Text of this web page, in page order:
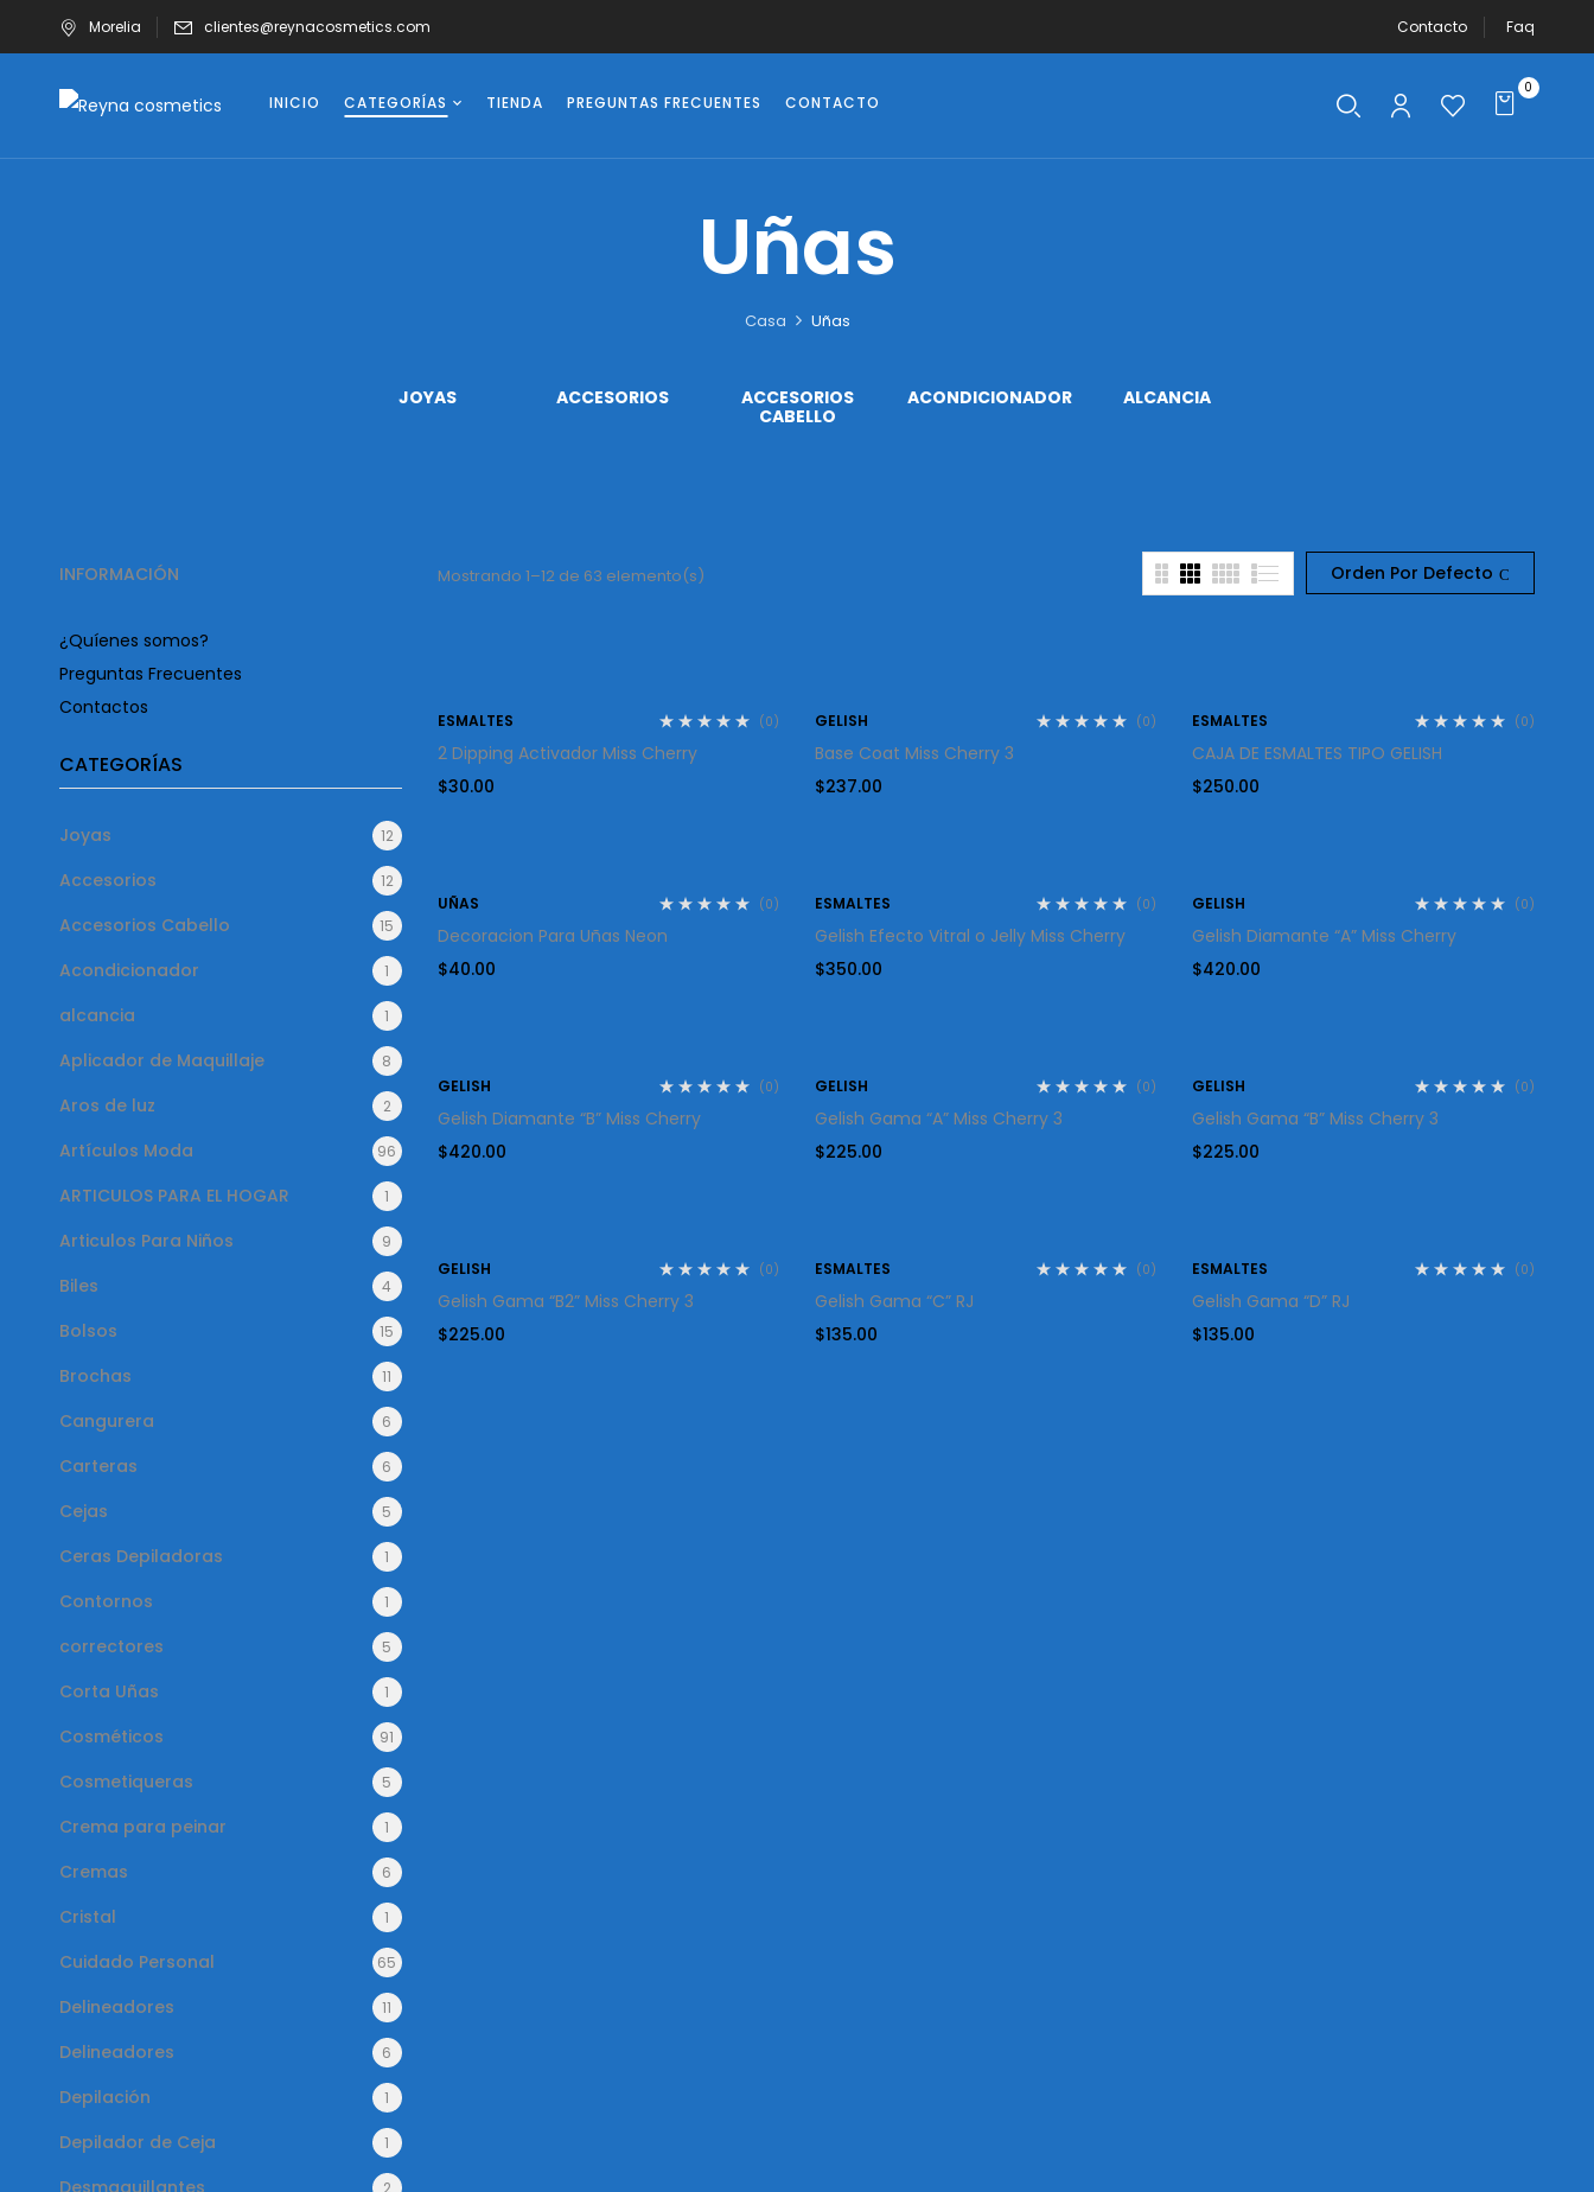
Morelia clientes@reynacosmetics.com Contacto Faq
INICIO CATEGORÍAS TIENDA PREGUNTAS FRECUENTES CONTACTO
0
Uñas
Casa Uñas
JOYAS ACCESORIOS
ACCESORIOS
CABELLO
ACONDICIONADOR ALCANCIA
INFORMACIÓN
¿Quíenes somos?
Preguntas Frecuentes
Contactos
CATEGORÍAS
Joyas 12
Accesorios 12
Accesorios Cabello 15
Acondicionador 1
alcancia 1
Aplicador de Maquillaje 8
Aros de luz 2
Artículos Moda 96
ARTICULOS PARA EL HOGAR 1
Articulos Para Niños 9
Biles 4
Bolsos 15
Brochas 11
Cangurera 6
Carteras 6
Cejas 5
Ceras Depiladoras 1
Contornos 1
correctores 5
Corta Uñas 1
Cosméticos 91
Cosmetiqueras 5
Crema para peinar 1
Cremas 6
Cristal 1
Cuidado Personal 65
Delineadores 11
Delineadores 6
Depilación 1
Depilador de Ceja 1
Desmaquillantes 2
Orden Por Defecto
Mostrando 1–12 de 63 elemento(s)
ESMALTES (0)
2 Dipping Activador Miss Cherry
$30.00
GELISH (0)
Base Coat Miss Cherry 3
$237.00
ESMALTES (0)
CAJA DE ESMALTES TIPO GELISH
$250.00
UÑAS (0)
Decoracion Para Uñas Neon
$40.00
ESMALTES (0)
Gelish Efecto Vitral o Jelly Miss Cherry
$350.00
GELISH (0)
Gelish Diamante “A” Miss Cherry
$420.00
GELISH (0)
Gelish Diamante “B” Miss Cherry
$420.00
GELISH (0)
Gelish Gama “A” Miss Cherry 3
$225.00
GELISH (0)
Gelish Gama “B” Miss Cherry 3
$225.00
GELISH (0)
Gelish Gama “B2” Miss Cherry 3
$225.00
ESMALTES (0)
Gelish Gama “C” RJ
$135.00
ESMALTES (0)
Gelish Gama “D” RJ
$135.00